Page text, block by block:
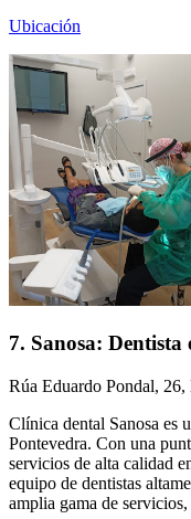
Ubicación
7. Sanosa: Dentista
Rúa Eduardo Pondal,
Clínica dental Sanosa es
Pontevedra. Con una
servicios de alta calidad
equipo de dentistas
amplia gama de